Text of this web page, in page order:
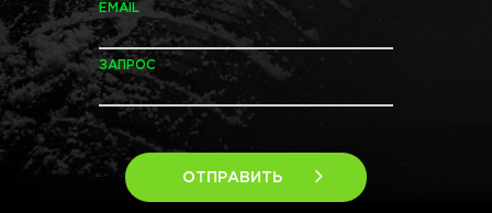
EMAIL
ЗАПРОС
ОТПРАВИТЬ